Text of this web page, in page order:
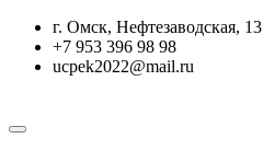
Перейти
содержимому
г. Омск, Нефтезаводская, 13
+7 953 396 98 98
ucpek2022@mail.ru